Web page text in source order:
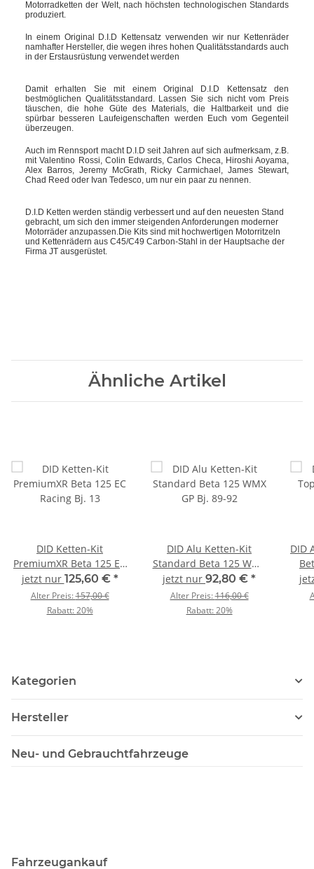
Motorradketten der Welt, nach höchsten technologischen Standards
produziert.
In einem Original D.I.D Kettensatz verwenden wir nur Kettenräder
namhafter Hersteller, die wegen ihres hohen Qualitätsstandards auch
in der Erstausrüstung verwendet werden
Damit erhalten Sie mit einem Original D.I.D Kettensatz den
bestmöglichen Qualitätsstandard. Lassen Sie sich nicht vom Preis
täuschen, die hohe Güte des Materials, die Haltbarkeit und die
spürbar besseren Laufeigenschaften werden Euch vom Gegenteil
überzeugen.
Auch im Rennsport macht D.I.D seit Jahren auf sich aufmerksam, z.B.
mit Valentino Rossi, Colin Edwards, Carlos Checa, Hiroshi Aoyama,
Alex Barros, Jeremy McGrath, Ricky Carmichael, James Stewart,
Chad Reed oder Ivan Tedesco, um nur ein paar zu nennen.
D.I.D Ketten werden ständig verbessert und auf den neuesten Stand
gebracht, um sich den immer steigenden Anforderungen moderner
Motorräder anzupassen.Die Kits sind mit hochwertigen Motorritzeln
und Kettenrädern aus C45/C49 Carbon-Stahl in der Hauptsache der
Firma JT ausgerüstet.
Ähnliche Artikel
DID Ketten-Kit
PremiumXR Beta 125 EC
Racing Bj. 13
jetzt nur 125,60 € *
Alter Preis:157,00 €
Rabatt:20%
DID Alu Ketten-Kit
Standard Beta 125 WMX
GP Bj. 89-92
jetzt nur 92,80 € *
Alter Preis:116,00 €
Rabatt:20%
DID
Kategorien
Hersteller
Neu- und Gebrauchtfahrzeuge
Fahrzeugankauf